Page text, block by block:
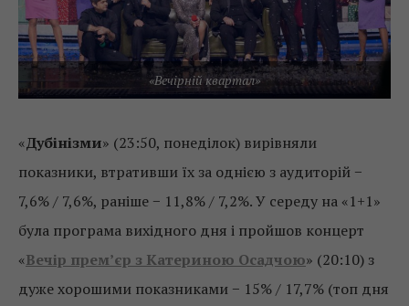
«Вечірній квартал»
«Дубінізми» (23:50, понеділок) вирівняли
показники, втративши їх за однією з аудиторій −
7,6% / 7,6%, раніше − 11,8% / 7,2%. У середу на «1+1»
була програма вихідного дня і пройшов концерт
«Вечір прем’єр з Катериною Осадчою» (20:10) з
дуже хорошими показниками − 15% / 17,7% (топ дня